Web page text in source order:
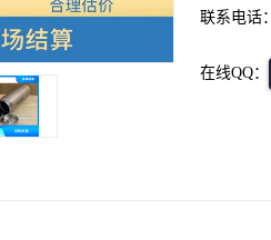
联系电话：
在线QQ：